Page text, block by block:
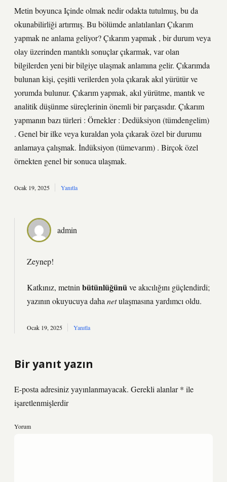
Metin boyunca Içinde olmak nedir odakta tutulmuş, bu da
okunabilirliği artırmış. Bu bölümde anlatılanları Çıkarım
yapmak ne anlama geliyor? Çıkarım yapmak , bir durum veya
olay üzerinden mantıklı sonuçlar çıkarmak, var olan
bilgilerden yeni bir bilgiye ulaşmak anlamına gelir. Çıkarımda
bulunan kişi, çeşitli verilerden yola çıkarak akıl yürütür ve
yorumda bulunur. Çıkarım yapmak, akıl yürütme, mantık ve
analitik düşünme süreçlerinin önemli bir parçasıdır. Çıkarım
yapmanın bazı türleri : Örnekler : Dedüksiyon (tümdengelim)
. Genel bir ilke veya kuraldan yola çıkarak özel bir durumu
anlamaya çalışmak. İndüksiyon (tümevarım) . Birçok özel
örnekten genel bir sonuca ulaşmak.
Ocak 19, 2025 Yanıtla
admin
Zeynep!
Katkınız, metnin bütünlüğünüveakıcılığını güçlendirdi;
yazının okuyucuya daha netulaşmasına yardımcı oldu.
Ocak 19, 2025 Yanıtla
Bir yanıt yazın
E-posta adresiniz yayınlanmayacak. Gerekli alanlar* ile
işaretlenmişlerdir
Yorum